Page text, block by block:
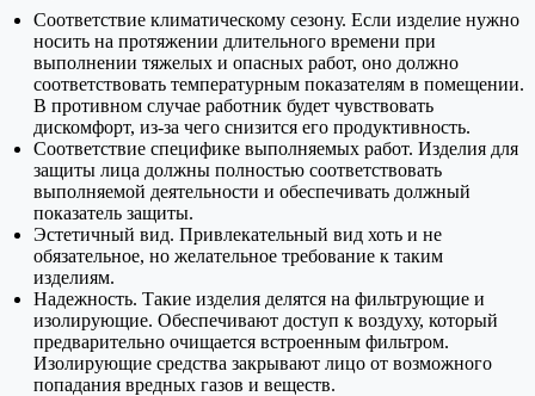
Соответствие климатическому сезону. Если изделие нужно
носить на протяжении длительного времени при
выполнении тяжелых и опасных работ, оно должно
соответствовать температурным показателям в помещении.
В противном случае работник будет чувствовать
дискомфорт, из-за чего снизится его продуктивность.
Соответствие специфике выполняемых работ. Изделия для
защиты лица должны полностью соответствовать
выполняемой деятельности и обеспечивать должный
показатель защиты.
Эстетичный вид. Привлекательный вид хоть и не
обязательное, но желательное требование к таким
изделиям.
Надежность. Такие изделия делятся на фильтрующие и
изолирующие. Обеспечивают доступ к воздуху, который
предварительно очищается встроенным фильтром.
Изолирующие средства закрывают лицо от возможного
попадания вредных газов и веществ.